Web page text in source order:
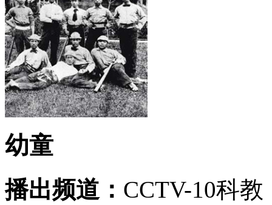
幼童
播出频道： CCTV-10科教